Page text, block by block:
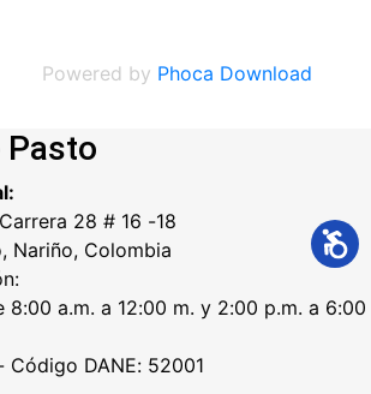
Powered by Phoca Download
Pasto
28 # 16 -18
Nariño, Colombia
8:00 a.m. a 12:00 m. y 2:00 p.m. a 6:00
Código DANE: 52001